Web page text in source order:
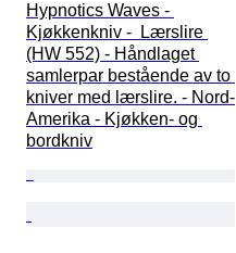
Hypnotics Waves -
Kjøkkenkniv -  Lærslire
(HW 552) - Håndlaget
samlerpar bestående av to
kniver med lærslire. - Nord-
Amerika - Kjøkken- og
bordkniv